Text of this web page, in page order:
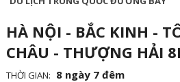
HÀ NỘI - BẮC KINH -
CHÂU - THƯỢNG HẢI
THỜI GIAN: 8 ngày 7 đêm